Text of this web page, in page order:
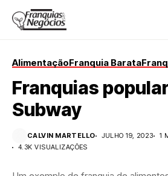
AlimentaçãoFranquia Barata
Franquias
Subway
CALVIN MARTELLO JULHO 19, 2023
1
4.3K VISUALIZAÇÕES